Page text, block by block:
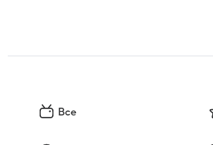
Все